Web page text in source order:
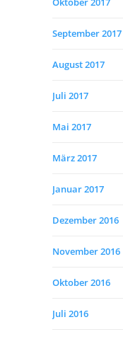
September 2017
August 2017
Juli 2017
Mai 2017
März 2017
Januar 2017
Dezember 2016
November 2016
Oktober 2016
Juli 2016